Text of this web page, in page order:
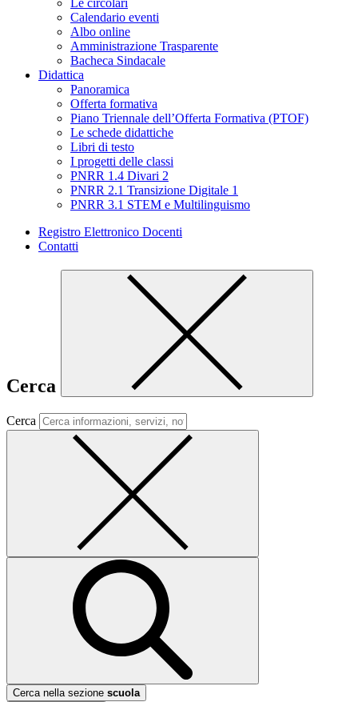
Le circolari
Calendario eventi
Albo online
Amministrazione Trasparente
Bacheca Sindacale
Didattica
Panoramica
Offerta formativa
Piano Triennale dell’Offerta Formativa (PTOF)
Le schede didattiche
Libri di testo
I progetti delle classi
PNRR 1.4 Divari 2
PNRR 2.1 Transizione Digitale 1
PNRR 3.1 STEM e Multilinguismo
Registro Elettronico Docenti
Contatti
Cerca
Cerca
Cerca nella sezione scuola